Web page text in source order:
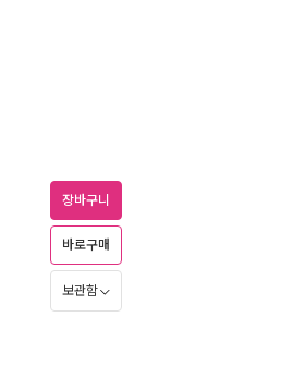
장바구니
바로구매
보관함